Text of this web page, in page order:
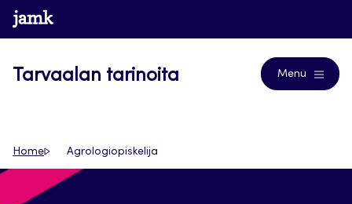
Siirry
suoraan
www.jamk.fi
Tarvaalan tarinoita Menu
Home Agrologiopiskelija